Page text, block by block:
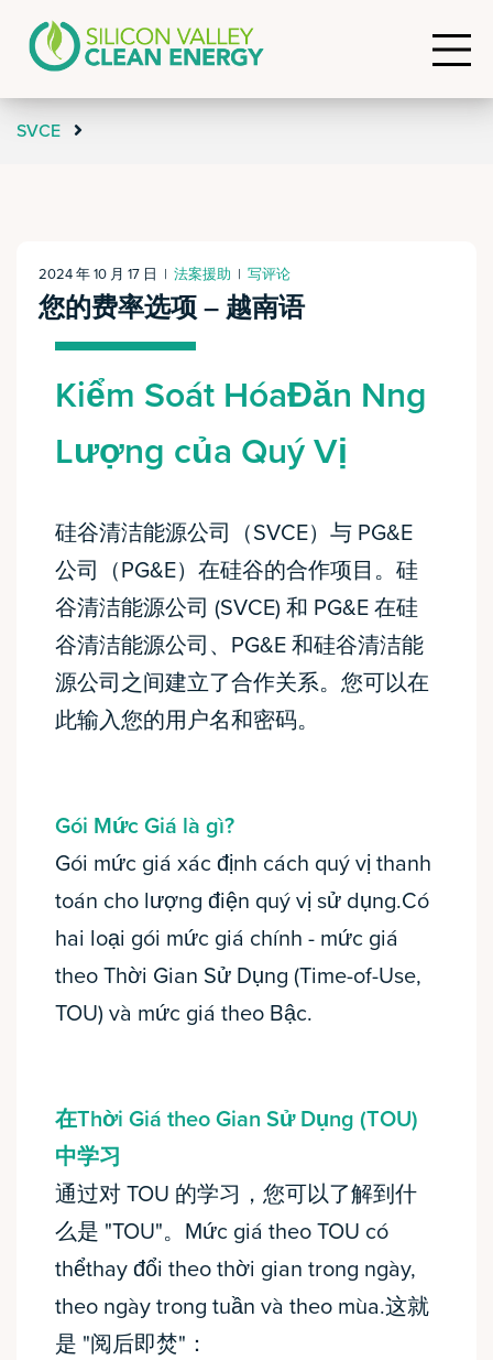
SVCE
2024 年 10 月 17 日 | 法案援助 | 写评论
您的费率选项 – 越南语
Kiểm Soát HóaĐăn Nng
Lượng của Quý Vị
硅谷清洁能源公司（SVCE）与 PG&E
公司（PG&E）在硅谷的合作项目。硅
谷清洁能源公司 (SVCE) 和 PG&E 在硅
谷清洁能源公司、PG&E 和硅谷清洁能
源公司之间建立了合作关系。您可以在
此输入您的用户名和密码。
Gói Mức Giá là gì?
Gói mức giá xác định cách quý vị thanh
toán cho lượng điện quý vị sử dụng.Có
hai loại gói mức giá chính - mức giá
theo Thời Gian Sử Dụng (Time-of-Use,
TOU) và mức giá theo Bậc.
在Thời Giá theo Gian Sử Dụng (TOU)
中学习
通过对 TOU 的学习，您可以了解到什
么是 "TOU"。Mức giá theo TOU có
thểthay đổi theo thời gian trong ngày,
theo ngày trong tuần và theo mùa.这就
是 "阅后即焚"：